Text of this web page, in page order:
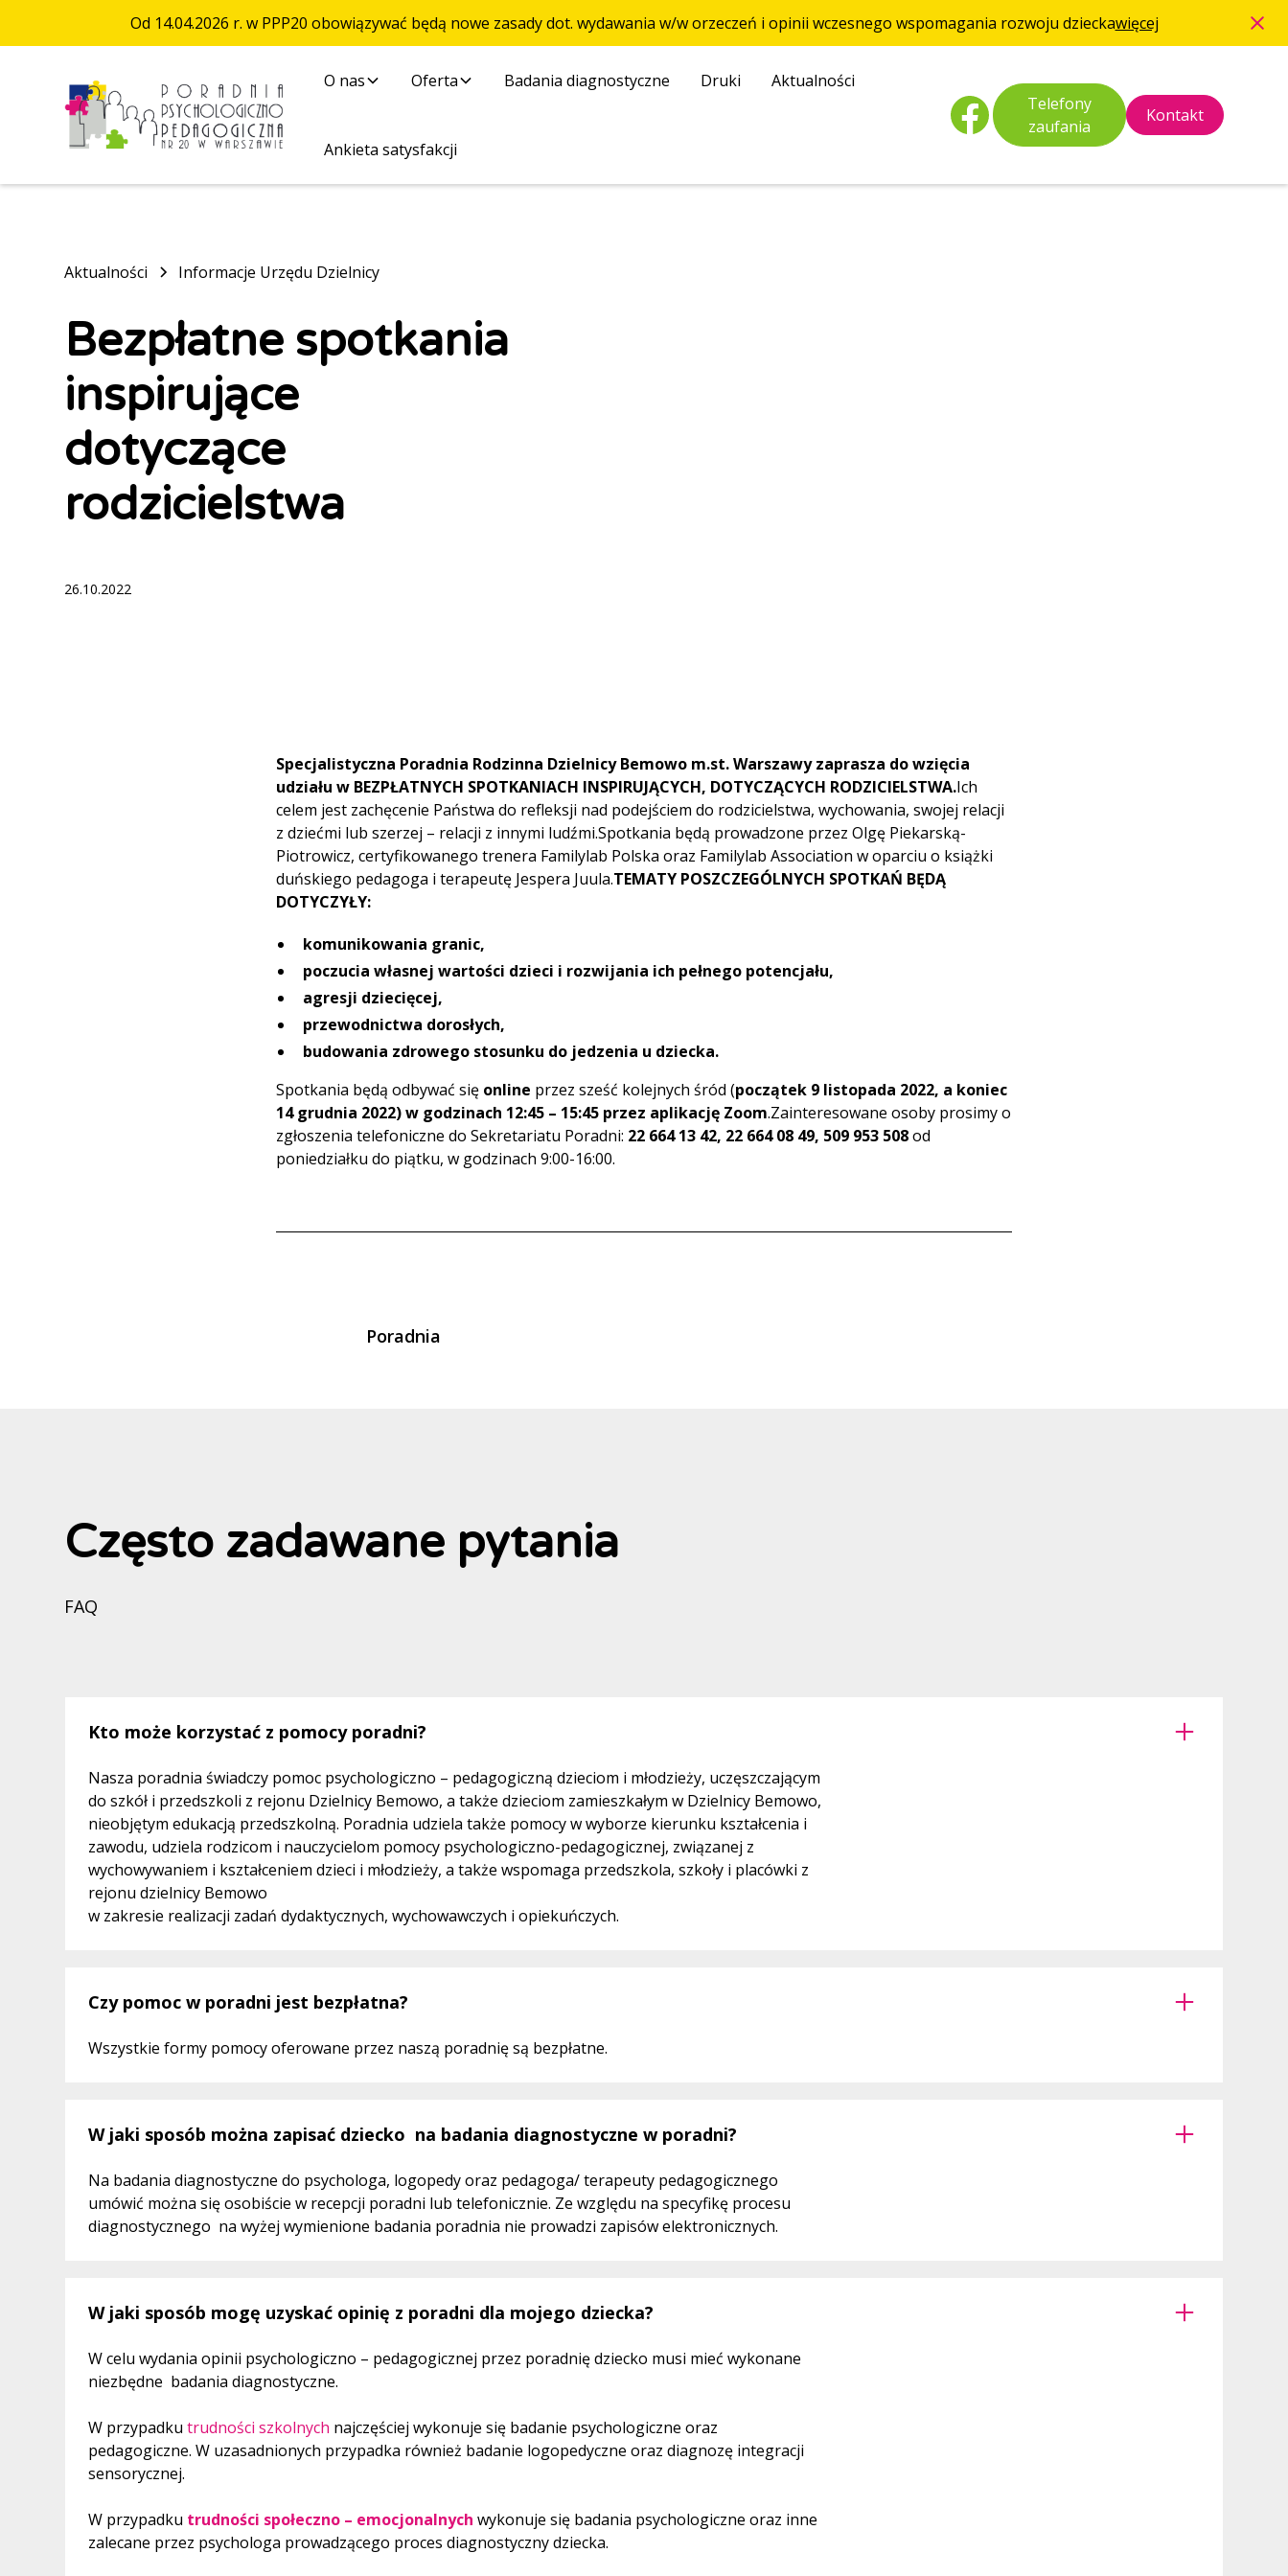
Od 14.04.2026 r. w PPP20 obowiązywać będą nowe zasady dot. wydawania w/w orzeczeń i opinii wczesnego wspomagania rozwoju dzieckawięcej
O nas Oferta Badania diagnostyczne Druki Aktualności
Ankieta satysfakcji
Telefony
zaufania
Kontakt
Aktualności Informacje Urzędu Dzielnicy
Bezpłatne spotkania
inspirujące
dotyczące
rodzicielstwa
26.10.2022
Specjalistyczna Poradnia Rodzinna Dzielnicy Bemowo m.st. Warszawy zaprasza do wzięcia
udziału w BEZPŁATNYCH SPOTKANIACH INSPIRUJĄCYCH, DOTYCZĄCYCH RODZICIELSTWA.Ich
celem jest zachęcenie Państwa do refleksji nad podejściem do rodzicielstwa, wychowania, swojej relacji
z dziećmi lub szerzej – relacji z innymi ludźmi.Spotkania będą prowadzone przez Olgę Piekarską-
Piotrowicz, certyfikowanego trenera Familylab Polska oraz Familylab Association w oparciu o książki
duńskiego pedagoga i terapeutę Jespera Juula.TEMATY POSZCZEGÓLNYCH SPOTKAŃ BĘDĄ
DOTYCZYŁY:
komunikowania granic,
poczucia własnej wartości dzieci i rozwijania ich pełnego potencjału,
agresji dziecięcej,
przewodnictwa dorosłych,
budowania zdrowego stosunku do jedzenia u dziecka.
Spotkania będą odbywać się online przez sześć kolejnych śród (początek 9 listopada 2022, a koniec
14 grudnia 2022) w godzinach 12:45 – 15:45 przez aplikację Zoom.Zainteresowane osoby prosimy o
zgłoszenia telefoniczne do Sekretariatu Poradni: 22 664 13 42, 22 664 08 49, 509 953 508od
poniedziałku do piątku, w godzinach 9:00-16:00.
Poradnia
Często zadawane pytania
FAQ
Kto może korzystać z pomocy poradni?
Nasza poradnia świadczy pomoc psychologiczno – pedagogiczną dzieciom i młodzieży, uczęszczającym
do szkół i przedszkoli z rejonu Dzielnicy Bemowo, a także dzieciom zamieszkałym w Dzielnicy Bemowo,
nieobjętym edukacją przedszkolną. Poradnia udziela także pomocy w wyborze kierunku kształcenia i
zawodu, udziela rodzicom i nauczycielom pomocy psychologiczno-pedagogicznej, związanej z
wychowywaniem i kształceniem dzieci i młodzieży, a także wspomaga przedszkola, szkoły i placówki z
rejonu dzielnicy Bemowo
w zakresie realizacji zadań dydaktycznych, wychowawczych i opiekuńczych.
Czy pomoc w poradni jest bezpłatna?
Wszystkie formy pomocy oferowane przez naszą poradnię są bezpłatne.
W jaki sposób można zapisać dziecko na badania diagnostyczne w poradni?
Na badania diagnostyczne do psychologa, logopedy oraz pedagoga/ terapeuty pedagogicznego
umówić można się osobiście w recepcji poradni lub telefonicznie. Ze względu na specyfikę procesu
diagnostycznego na wyżej wymienione badania poradnia nie prowadzi zapisów elektronicznych.
W jaki sposób mogę uzyskać opinię z poradni dla mojego dziecka?
W celu wydania opinii psychologiczno – pedagogicznej przez poradnię dziecko musi mieć wykonane
niezbędne badania diagnostyczne.
W przypadkutrudności szkolnych najczęściej wykonuje się badanie psychologiczne oraz
pedagogiczne. W uzasadnionych przypadka również badanie logopedyczne oraz diagnozę integracji
sensorycznej.
W przypadku trudności społeczno – emocjonalnych wykonuje się badania psychologiczne oraz inne
zalecane przez psychologa prowadzącego proces diagnostyczny dziecka.